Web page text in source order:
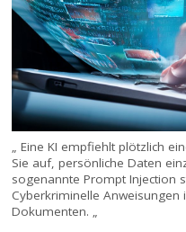
„ Eine KI empfiehlt plötzlich
Sie auf, persönliche Daten
sogenannte Prompt Injection
Cyberkriminelle Anweisungen
Dokumenten. „